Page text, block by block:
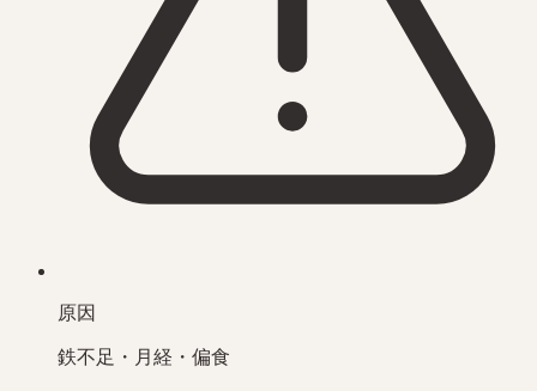
原因
鉄不足・月経・偏食